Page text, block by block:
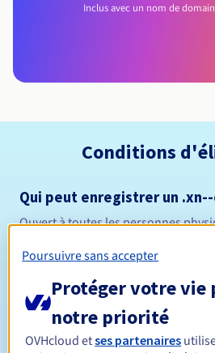
Inclus avec un nom de
Conditions
Qui peut enregistrer un .xn--
Ouvert à toutes les personnes
Durée de réservation
Poursuivre sans accepter
Protéger votre vie
notre priorité
OVHcloud etses partenaires